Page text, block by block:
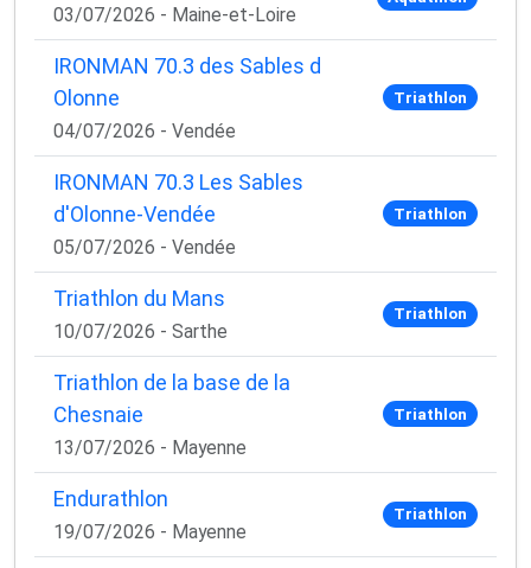
03/07/2026 - Maine-et-Loire
IRONMAN 70.3 des Sables d
Olonne
04/07/2026 - Vendée
Triathlon
IRONMAN 70.3 Les Sables
d'Olonne-Vendée
05/07/2026 - Vendée
Triathlon
Triathlon du Mans
10/07/2026 - Sarthe
Triathlon
Triathlon de la base de la
Chesnaie
13/07/2026 - Mayenne
Triathlon
Endurathlon
19/07/2026 - Mayenne
Triathlon